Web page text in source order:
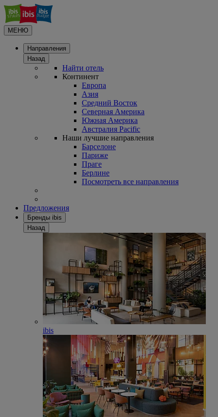
МЕНЮ
Направления
Назад
Найти отель
Континент
Европа
Азия
Средний Восток
Северная Америка
Южная Америка
Австралия Pacific
Наши лучшие направления
Барселоне
Париже
Праге
Берлине
Посмотреть все направления
Предложения
Бренды ibis
Назад
ibis